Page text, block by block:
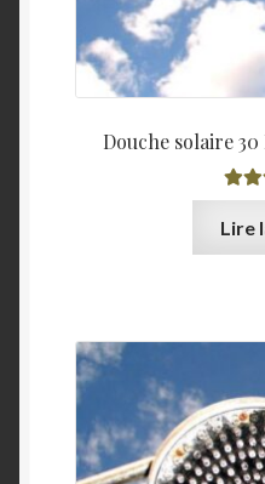
Douche solaire
Note
Lire